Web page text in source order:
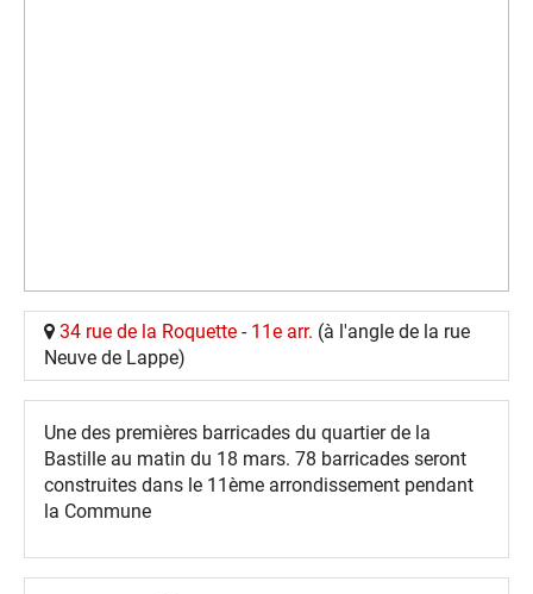
34 rue de la Roquette - 11e arr. (à l'angle de la rue
Neuve de Lappe)
Une des premières barricades du quartier de la
Bastille au matin du 18 mars. 78 barricades seront
construites dans le 11ème arrondissement pendant
la Commune